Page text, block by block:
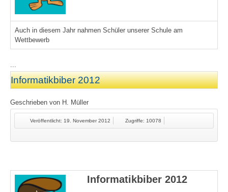
Auch in diesem Jahr nahmen Schüler unserer Schule am
Wettbewerb
...
Informatikbiber 2012
Geschrieben von H. Müller
Veröffentlicht: 19. November 2012 Zugriffe: 10078
Informatikbiber 2012